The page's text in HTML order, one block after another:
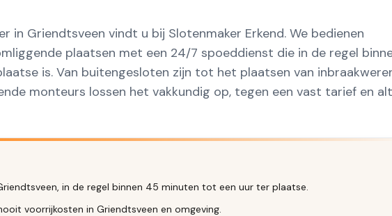
in Griendtsveen vindt u bij Slotenmaker Erkend. We bedienen
plaatsen met een 24/7 spoeddienst die in de regel
is. Van buitengesloten zijn tot het plaatsen van
monteurs lossen het vakkundig op, tegen een vast tarief en
in de regel binnen 45 minuten tot een uur ter plaatse.
voorrijkosten in Griendtsveen en omgeving.